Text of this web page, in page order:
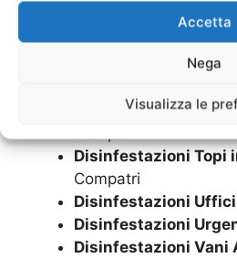
Accetta
Nega
Visualizza le
Disinfestazioni
Compatri
Disinfestazioni Scuole
Disinfestazioni Topi
Disinfestazioni Topi
Compatri
Disinfestazioni Uffici
Disinfestazioni
Disinfestazioni Vani